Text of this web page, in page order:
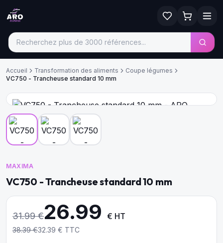
Accueil Transformation des aliments
Coupe légumes
VC750 - Trancheuse standard 10 mm
MAXIMA
VC750 - Trancheuse standard 10 mm
31.99€26.99 € HT
38.39€32.39 € TTC